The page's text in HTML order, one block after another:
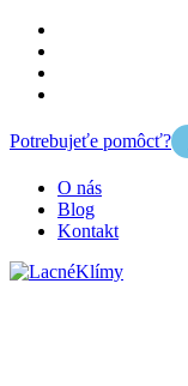
Potrebujeťe pomôcť?
O nás
Blog
Kontakt